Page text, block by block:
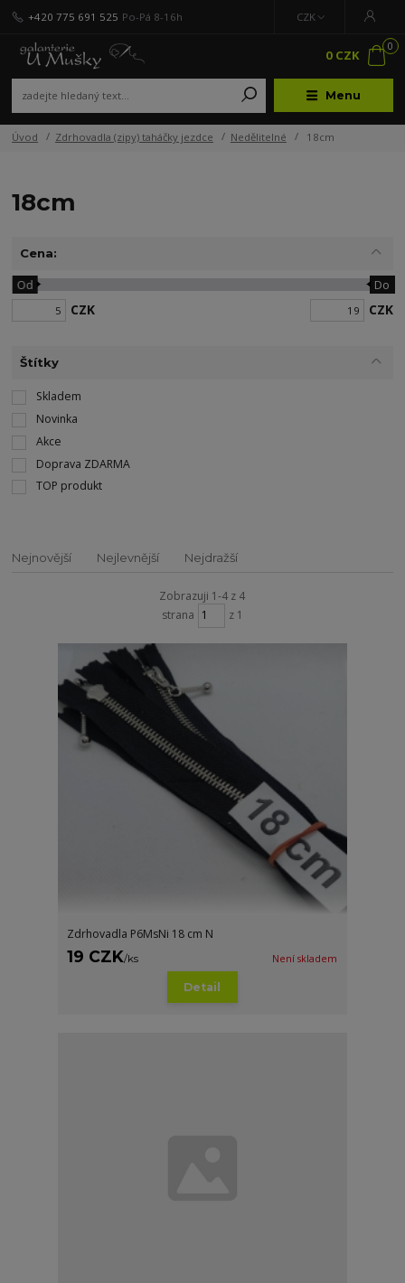
Menu
CZK
+420 775 691 525 Po-Pá 8-16h
0
0 CZK
Úvod Zdrhovadla (zipy) taháčky jezdce Nedělitelné 18cm
18cm
Cena:
CZK
Od Do
CZK
Štítky
Skladem
Novinka
Akce
Doprava ZDARMA
TOP produkt
Nejnovější Nejlevnější Nejdražší
Zobrazuji 1-4 z 4
strana
z 1
Zdrhovadla P6MsNi 18 cm N
19 CZK/ks Není skladem
Detail